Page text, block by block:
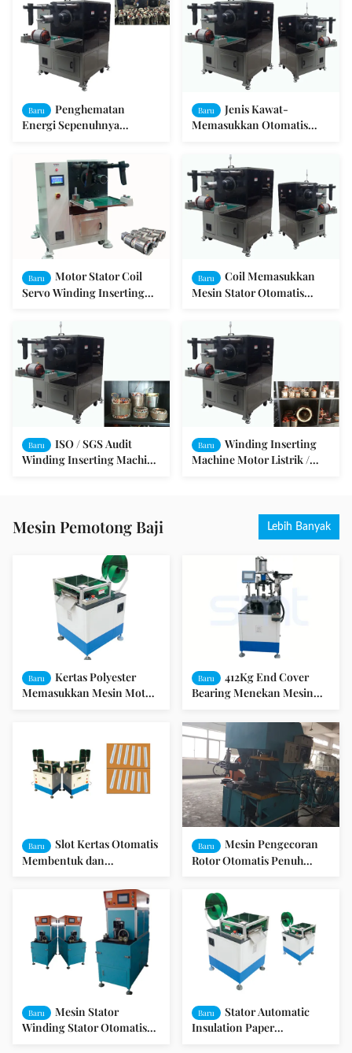
Baru
Penghematan
Energi Sepenuhnya
Baru
Jenis Kawat-
Memasukkan Otomatis
Machine SMT-QX10
Baru
Motor Stator Coil
Servo Winding Inserting
Baru
Coil Memasukkan
Mesin Stator Otomatis
Baru
ISO / SGS Audit
Winding Inserting Machine
Baru
Winding Inserting
Machine Motor Listrik /
Mesin Pemotong Baji Lebih Banyak
Baru
Kertas Polyester
Memasukkan Mesin Motor
Baru
412Kg End Cover
Bearing Menekan Mesin
Motor
Baru
Slot Kertas Otomatis
Membentuk dan
Baru
Mesin Pengecoran
Rotor Otomatis Penuh
Pompa Motor SMT-
ZL4080
Baru
Mesin Stator
Winding Stator Otomatis
Baru
Stator Automatic
Insulation Paper